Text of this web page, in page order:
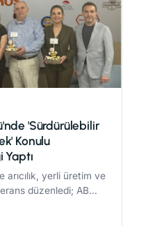
'Sürdürülebilir
Konulu
Yaptı
arıcılık, yerli üretim ve
düzenledi; AB
alındı.